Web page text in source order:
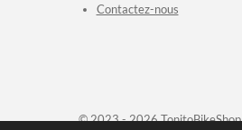
Contactez-nous
© 2023 - 2026 TonitoBikeShop